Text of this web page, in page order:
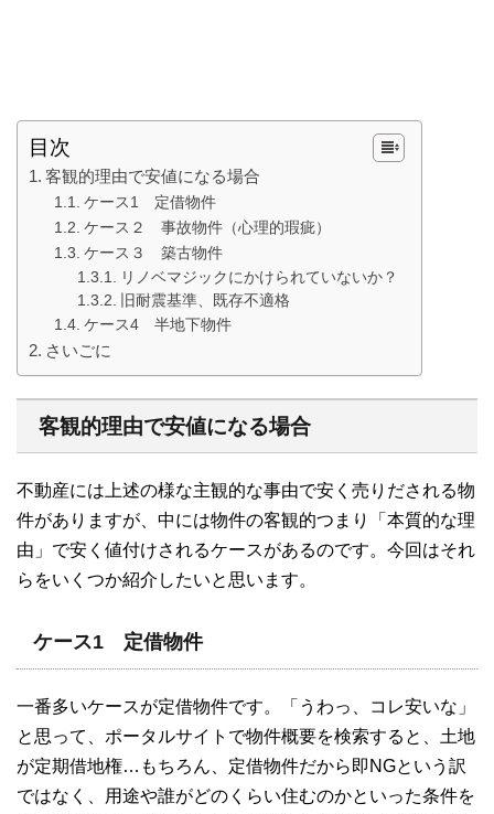
目次
客観的理由で安値になる場合
ケース1 定借物件
ケース２ 事故物件（心理的瑕疵）
ケース３ 築古物件
リノベマジックにかけられていないか？
旧耐震基準、既存不適格
ケース4 半地下物件
さいごに
客観的理由で安値になる場合
不動産には上述の様な主観的な事由で安く売りだされる物
件がありますが、中には物件の客観的つまり「本質的な理
由」で安く値付けされるケースがあるのです。今回はそれ
らをいくつか紹介したいと思います。
ケース1 定借物件
一番多いケースが定借物件です。「うわっ、コレ安いな」
と思って、ポータルサイトで物件概要を検索すると、土地
が定期借地権…もちろん、定借物件だから即NGという訳
ではなく、用途や誰がどのくらい住むのかといった条件を